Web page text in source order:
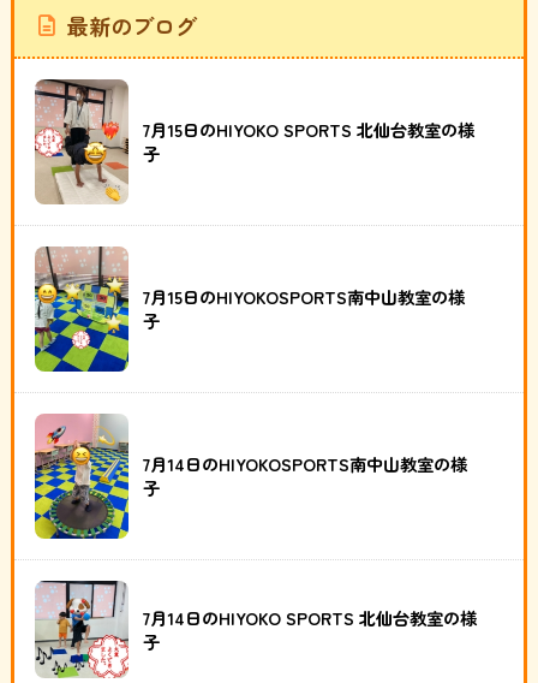
最新のブログ
7月15日のHIYOKO SPORTS 北仙台教室の様
子
7月15日のHIYOKOSPORTS南中山教室の様
子
7月14日のHIYOKOSPORTS南中山教室の様
子
7月14日のHIYOKO SPORTS 北仙台教室の様
子